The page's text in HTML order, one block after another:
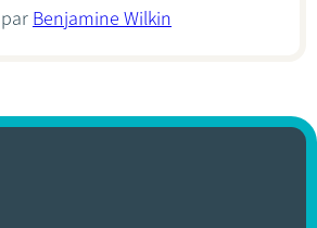
Benjamine Wilkin